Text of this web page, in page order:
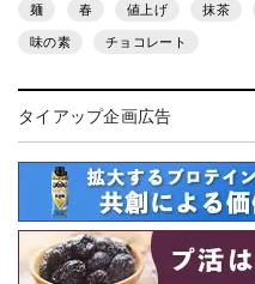
麺 春 値上げ 抹茶
味の素 チョコレート
タイアップ企画広告